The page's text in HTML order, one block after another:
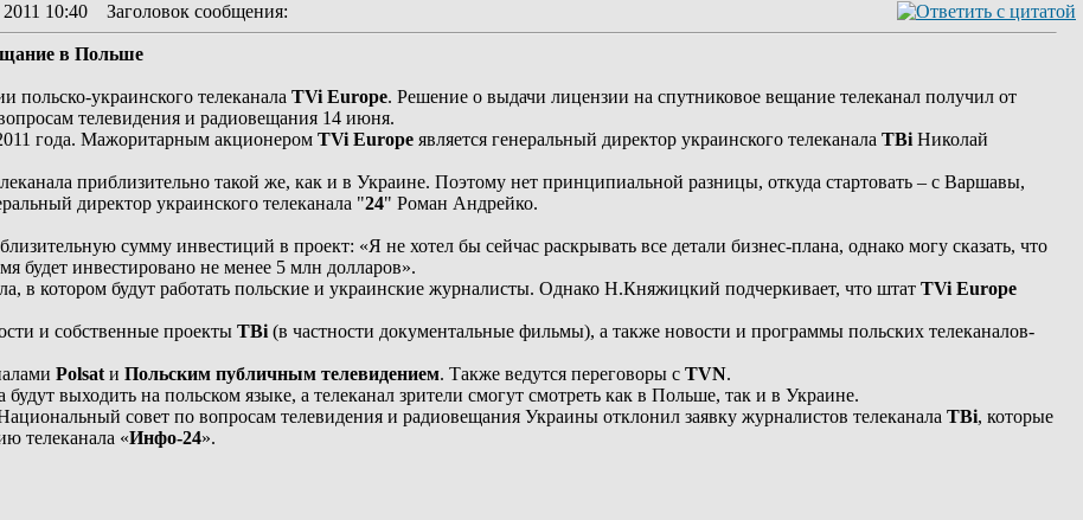
10:40 Заголовок сообщения:
в Польше
польско-украинского телеканала TVi Europe. Решение о выдачи лицензии на спутниковое вещание телеканал получил от
телевидения и радиовещания 14 июня.
года. Мажоритарным акционером TVi Europe является генеральный директор украинского телеканала ТВі Николай
приблизительно такой же, как и в Украине. Поэтому нет принципиальной разницы, откуда стартовать – с Варшавы,
директор украинского телеканала "24" Роман Андрейко.
сумму инвестиций в проект: «Я не хотел бы сейчас раскрывать все детали бизнес-плана, однако могу сказать, что
будет инвестировано не менее 5 млн долларов».
в котором будут работать польские и украинские журналисты. Однако Н.Княжицкий подчеркивает, что штат TVi Europe
и собственные проекты ТВі (в частности документальные фильмы), а также новости и программы польских телеканалов-
Polsat и Польским публичным телевидением. Также ведутся переговоры с TVN.
выходить на польском языке, а телеканал зрители смогут смотреть как в Польше, так и в Украине.
совет по вопросам телевидения и радиовещания Украины отклонил заявку журналистов телеканала ТВі, которые
телеканала «Инфо-24».